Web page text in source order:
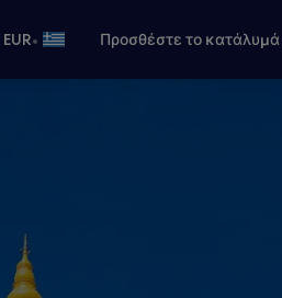
EUR• Προσθέστε το